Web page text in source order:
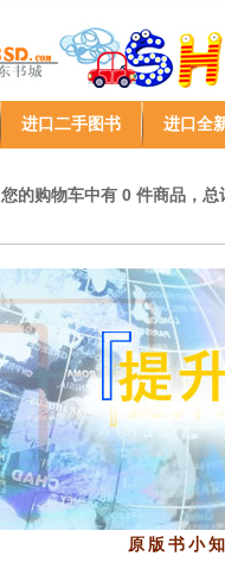
进口二手图书 进口全
您的购物车中有 0 件商品，总
原版书小